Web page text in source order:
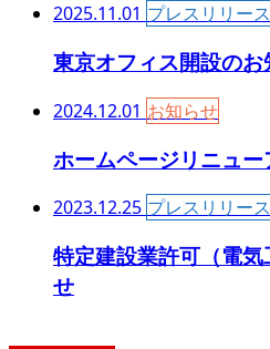
2025.11.01 プレスリリース
東京オフィス開設のお
2024.12.01 お知らせ
ホームページリニュ
2023.12.25 プレスリリース
特定建設業許可（電
せ